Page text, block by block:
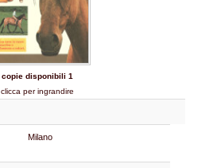
copie disponibili 1
clicca per ingrandire
Milano